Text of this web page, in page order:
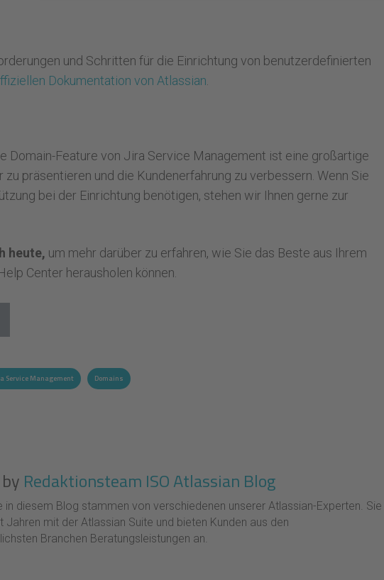
und Schritten für die Einrichtung von benutzerdefinierten
Dokumentation von Atlassian
Domain-Feature von Jira Service Management ist eine großartige
präsentieren und die Kundenerfahrung zu verbessern. Wenn Sie
bei der Einrichtung benötigen, stehen wir Ihnen gerne zur
heute, um mehr darüber zu erfahren, wie Sie das Beste aus Ihrem
Center herausholen können.
Service Management Domains
Redaktionsteam ISO Atlassian Blog
in diesem Blog stammen von verschiedenen unserer Atlassian-Experten. Sie
Jahren mit der Atlassian Suite und bieten Kunden aus den
Branchen Beratungsleistungen an.